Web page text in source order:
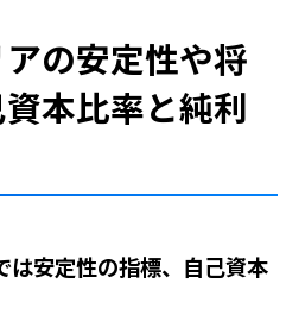
の安定性や将
本比率と純利
は安定性の指標、自己資本